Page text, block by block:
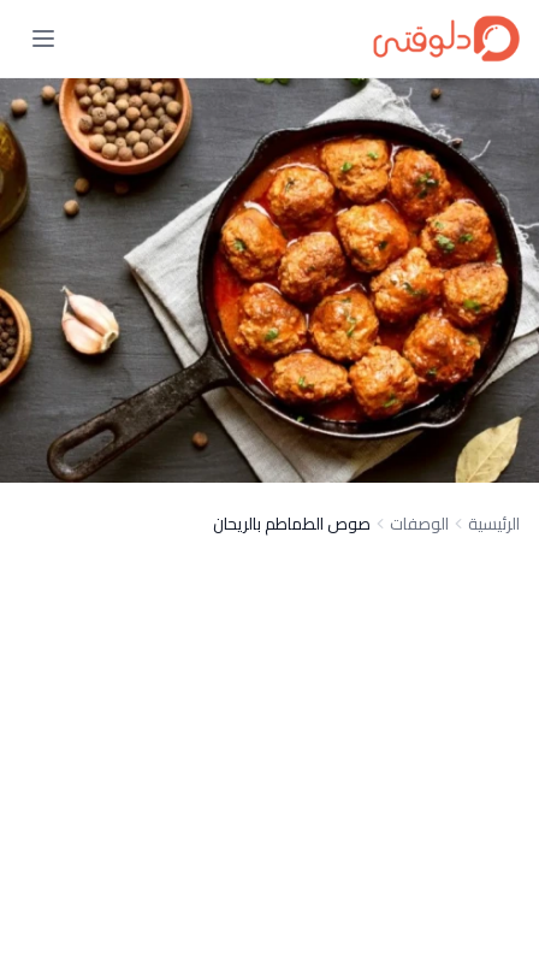
الرئيسية الوصفات صوص الطماطم بالريحان